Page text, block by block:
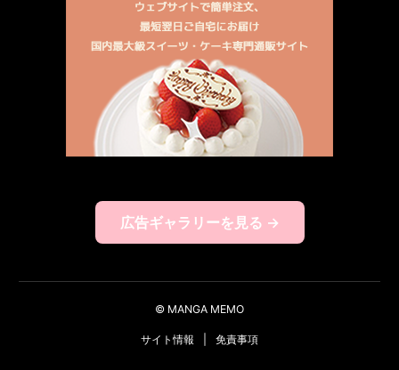
広告ギャラリーを見る →
© MANGA MEMO
サイト情報 免責事項